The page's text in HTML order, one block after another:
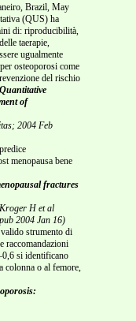
Brazil, May
(QUS) ha
di: riproducibilità,
taerapie,
ugualmente
osteoporosi come
del rischio
Quantitative
of
2004 Feb
menopausa bene
fractures
H et al
2004 Jan 16)
strumento di
raccomandazioni
si identificano
colonna o al femore,